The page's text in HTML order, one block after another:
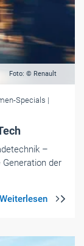
Foto: © Renault
Specials |
–
der